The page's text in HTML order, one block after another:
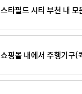
스타필드 시티 부천 내
쇼핑몰 내에서 주행기구(